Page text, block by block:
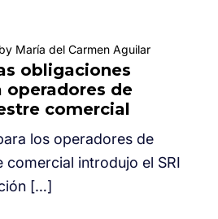
María del Carmen Aguilar
obligaciones
de
comercial
los operadores de
introdujo el SRI
[…]